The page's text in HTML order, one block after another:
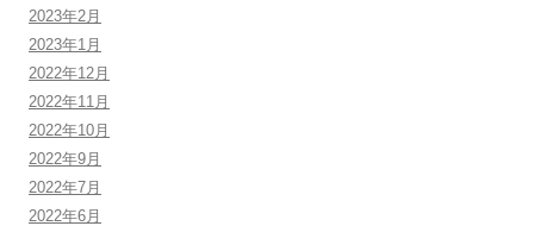
2023年2月
2023年1月
2022年12月
2022年11月
2022年10月
2022年9月
2022年7月
2022年6月